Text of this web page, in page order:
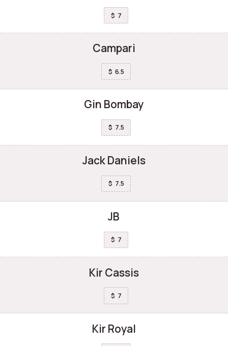
$ 7
Campari
$ 6.5
Gin Bombay
$ 7.5
Jack Daniels
$ 7.5
JB
$ 7
Kir Cassis
$ 7
Kir Royal